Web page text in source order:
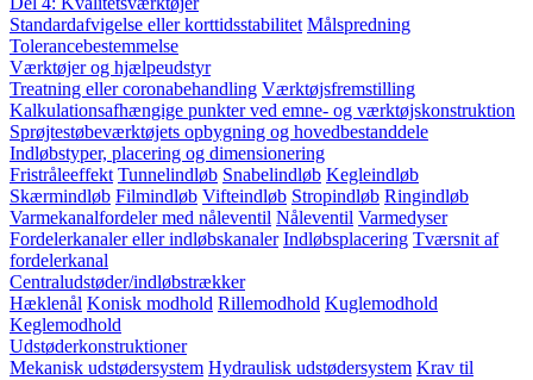
Standardafvigelse eller korttidsstabilitet Målspredning
Tolerancebestemmelse
Værktøjer og hjælpeudstyr
Treatning eller coronabehandling Værktøjsfremstilling
Kalkulationsafhængige punkter ved emne- og værktøjskonstruktion
Sprøjtestøbeværktøjets opbygning og hovedbestanddele
Indløbstyper, placering og dimensionering
Fristråleeffekt Tunnelindløb Snabelindløb Kegleindløb
Skærmindløb Filmindløb Vifteindløb Stropindløb Ringindløb
Varmekanalfordeler med nåleventil Nåleventil Varmedyser
Fordelerkanaler eller indløbskanaler Indløbsplacering Tværsnit af
fordelerkanal
Centraludstøder/indløbstrækker
Hæklenål Konisk modhold Rillemodhold Kuglemodhold
Keglemodhold
Udstøderkonstruktioner
Mekanisk udstødersystem Hydraulisk udstødersystem Krav til